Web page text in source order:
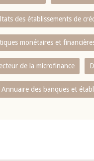
des établissements de
monétaires et
de la microfinance
Annuaire des banques et